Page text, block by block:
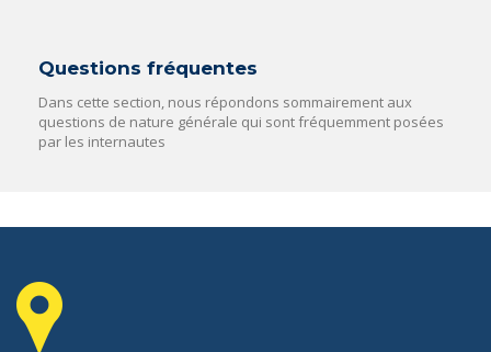
Questions fréquentes
Dans cette section, nous répondons sommairement aux
questions de nature générale qui sont fréquemment posées
par les internautes